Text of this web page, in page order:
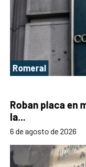
Romeral
Roban placa en
la...
6 de agosto de 2026